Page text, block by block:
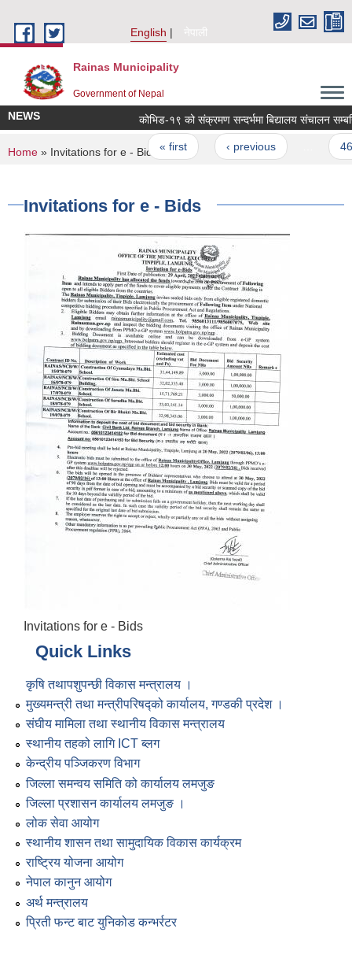
English
नेपाली
Rainas Municipality
Government of Nepal
NEWS
Pages
« first ‹ previous 46
You are here
Home » Invitations for e - Bids
Invitations for e - Bids
Invitations for e - Bids
Quick Links
कृषि तथापशुपन्छी विकास मन्त्रालय ।
मुख्यमन्त्री तथा मन्त्रीपरिषद्को कार्यालय, गण्डकी प्रदेश ।
संघीय मामिला तथा स्थानीय विकास मन्त्रालय
स्थानीय तहको लागि ICT ब्लग
केन्द्रीय पञ्जिकरण विभाग
जिल्ला समन्वय समिति को कार्यालय लमजुङ
जिल्ला प्रशासन कार्यालय लमजुङ ।
लोक सेवा आयोग
स्थानीय शासन तथा सामुदायिक विकास कार्यक्रम
राष्ट्रिय योजना आयोग
नेपाल कानुन आयोग
अर्थ मन्त्रालय
प्रिती फन्ट बाट युनिकोड कन्भर्रटर